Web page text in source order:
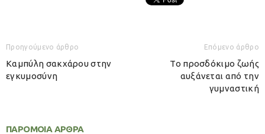
Προηγούμενο άρθρο
Καμπύλη σακχάρου στην
εγκυμοσύνη
Επόμενο άρθρο
Το προσδόκιμο ζωής
αυξάνεται από την
γυμναστική
ΠΑΡΟΜΟΙΑ ΑΡΘΡΑ